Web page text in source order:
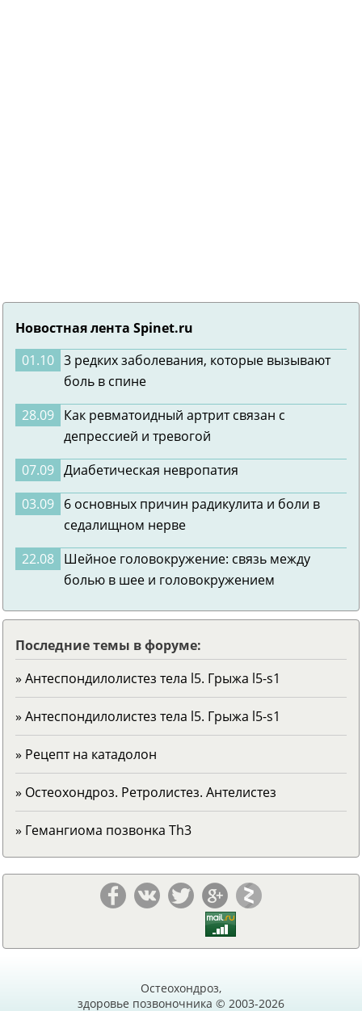
Новостная лента Spinet.ru
01.10 3 редких заболевания, которые вызывают
боль в спине
28.09 Как ревматоидный артрит связан с
депрессией и тревогой
07.09 Диабетическая невропатия
03.09 6 основных причин радикулита и боли в
седалищном нерве
22.08 Шейное головокружение: связь между
болью в шее и головокружением
Последние темы в форуме:
» Антеспондилолистез тела l5. Грыжа l5-s1
» Антеспондилолистез тела l5. Грыжа l5-s1
» Рецепт на катадолон
» Остеохондроз. Ретролистез. Антелистез
» Гемангиома позвонка Тh3
Остеохондроз,
здоровье позвоночника © 2003-2026